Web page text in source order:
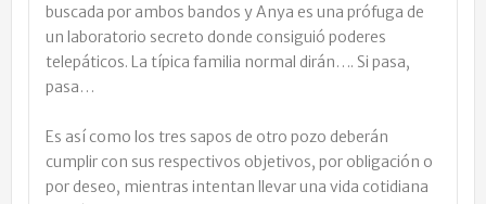
buscada por ambos bandos y Anya es una prófuga de
un laboratorio secreto donde consiguió poderes
telepáticos. La típica familia normal dirán…. Si pasa,
pasa…
Es así como los tres sapos de otro pozo deberán
cumplir con sus respectivos objetivos, por obligación o
por deseo, mientras intentan llevar una vida cotidiana